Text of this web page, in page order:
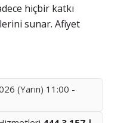
hiçbir katkı
sunar. Afiyet
(Yarın) 11:00 -